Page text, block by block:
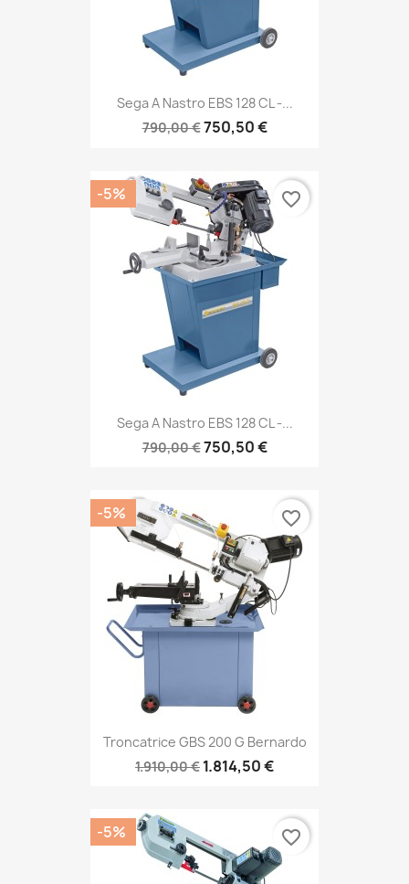
Sega A Nastro EBS 128 CL -...
790,00 €750,50 €
Sega A Nastro EBS 128 CL -...
790,00 €750,50 €
-5% favorite_border
Troncatrice GBS 200 G Bernardo
1.910,00 € 1.814,50 €
-5% favorite_border
-5% favorite_border